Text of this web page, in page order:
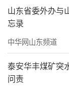
医药科技转
山东“蓝色
海工装备、
舶、生物医
者更直观地
山东省委外办与
忘录
中华网山东频道
泰安华丰煤矿突
问责